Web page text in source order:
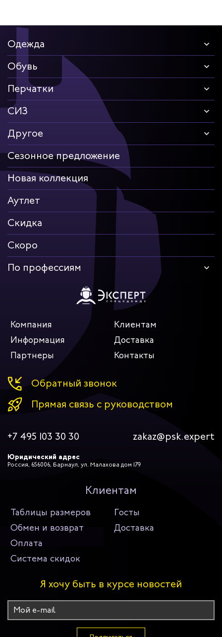
Одежда
Обувь
Перчатки
СИЗ
Другое
Сезонное предложение
Новая коллекция
Аутлет
Скидка
Скоро
По профессиям
Компания
Клиентам
Информация
Доставка
Партнеры
Контакты
Обратный звонок
Прямая связь с руководством
+7 495 103 30 30 zakaz@psk.expert
Юридический адрес
Россия, 656006, Барнаул, ул. Малахова дом 179
Клиентам
Таблицы размеров
Госты
Обмен и возврат
Доставка
Оплата
Система скидок
Я хочу быть в курсе новостей